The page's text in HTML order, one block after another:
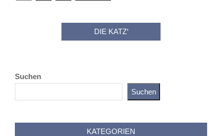
DIE KATZ‘
Suchen
Suchen
KATEGORIEN